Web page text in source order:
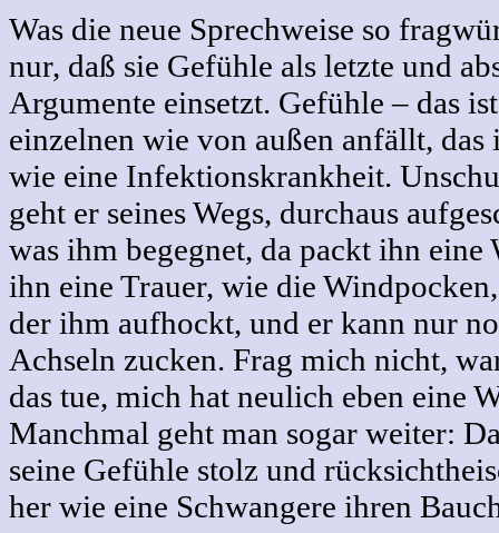
Was die neue Sprechweise so
nur, daß sie Gefühle als letzte und
Argumente einsetzt. Gefühle ‒ das
einzelnen wie von außen anfällt,
wie eine Infektionskrankheit.
geht er seines Wegs, durchaus
was ihm begegnet, da packt ihn
ihn eine Trauer, wie die
der ihm aufhockt, und er kann nur
Achseln zucken. Frag mich nicht,
das tue, mich hat neulich eben eine
Manchmal geht man sogar weiter:
seine Gefühle stolz und
her wie eine Schwangere ihren